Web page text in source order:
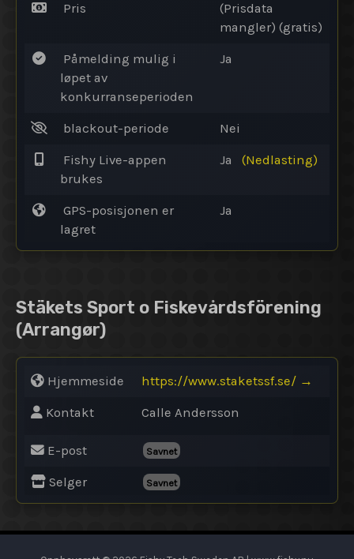
Pris
(Prisdata
mangler) (gratis)
Påmelding mulig i
løpet av
konkurranseperioden
Ja
blackout-periode Nei
Fishy Live-appen
brukes
Ja (Nedlasting)
GPS-posisjonen er
lagret
Ja
Stäkets Sport o Fiskevårdsförening
(Arrangør)
Hjemmeside https://www.staketssf.se/ →
Kontakt Calle Andersson
E-post Savnet
Selger Savnet